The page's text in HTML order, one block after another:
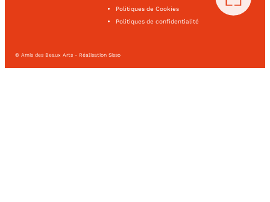
Politiques de Cookies
Politiques de confidentialité
© Amis des Beaux Arts - Réalisation Sisso